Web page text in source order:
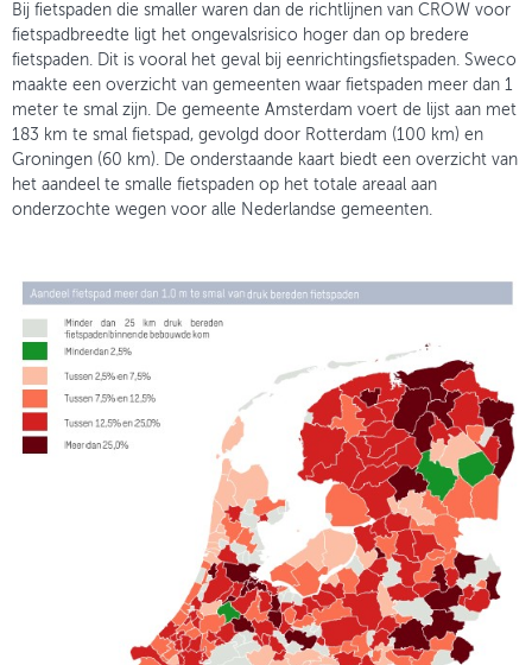
Bij fietspaden die smaller waren dan de richtlijnen van CROW voor
fietspadbreedte ligt het ongevalsrisico hoger dan op bredere
fietspaden. Dit is vooral het geval bij eenrichtingsfietspaden. Sweco
maakte een overzicht van gemeenten waar fietspaden meer dan 1
meter te smal zijn. De gemeente Amsterdam voert de lijst aan met
183 km te smal fietspad, gevolgd door Rotterdam (100 km) en
Groningen (60 km). De onderstaande kaart biedt een overzicht van
het aandeel te smalle fietspaden op het totale areaal aan
onderzochte wegen voor alle Nederlandse gemeenten.